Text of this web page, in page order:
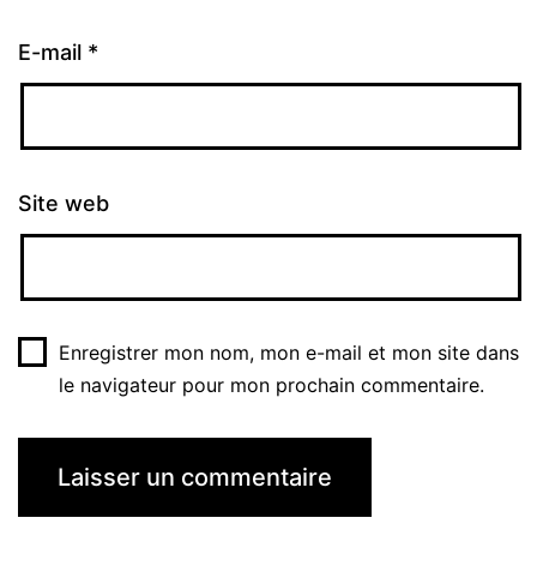
E-mail *
Site web
Enregistrer mon nom, mon e-mail et mon site dans
le navigateur pour mon prochain commentaire.